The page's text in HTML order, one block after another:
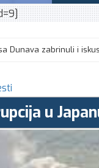
sa Dunava zabrinuli i
u